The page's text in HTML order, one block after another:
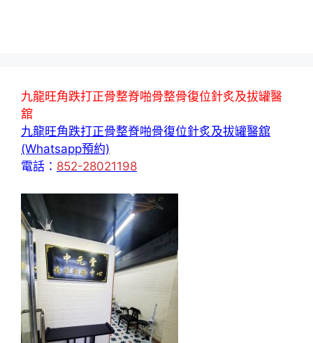
九龍旺角跌打正骨整脊啪骨整骨復位針炙及拔罐醫
舘
九龍旺角跌打正骨整脊啪骨復位針炙及拔罐醫舘
(Whatsapp預約)
電話： 852-28021198